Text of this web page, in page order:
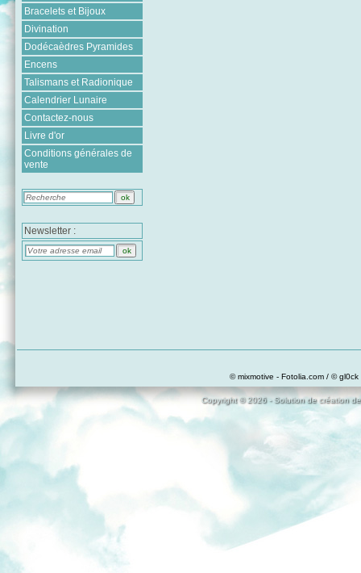
Bracelets et Bijoux
Divination
Dodécaèdres Pyramides
Encens
Talismans et Radionique
Calendrier Lunaire
Contactez-nous
Livre d'or
Conditions générales de
vente
Newsletter :
© mixmotive - Fotolia.com / ©
Copyright © 2026 - Solution de création